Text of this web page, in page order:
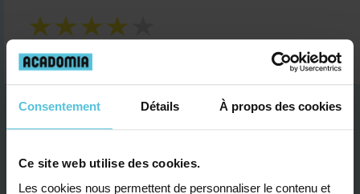
Consentement Détails À propos des cookies
Ce site web utilise des cookies.
Les cookies nous permettent de personnaliser le contenu et